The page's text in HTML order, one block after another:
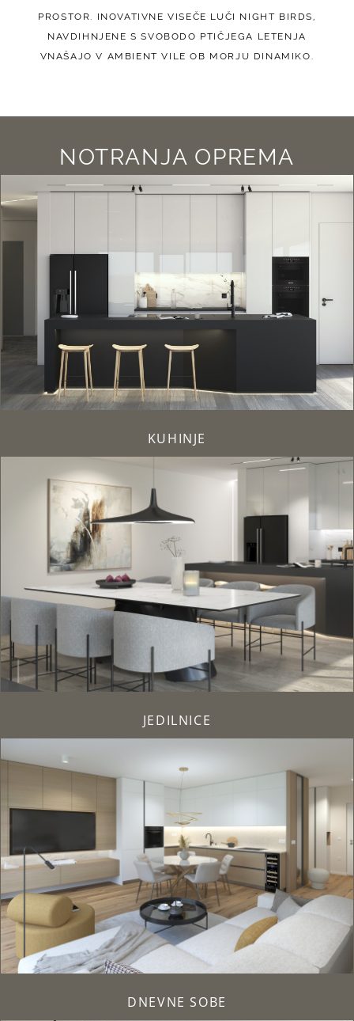
PROSTOR. INOVATIVNE VISEČE LUČI NIGHT BIRDS,
NAVDIHNJENE S SVOBODO PTIČJEGA LETENJA
VNAŠAJO V AMBIENT VILE OB MORJU DINAMIKO.
NOTRANJA OPREMA
KUHINJE
JEDILNICE
DNEVNE SOBE